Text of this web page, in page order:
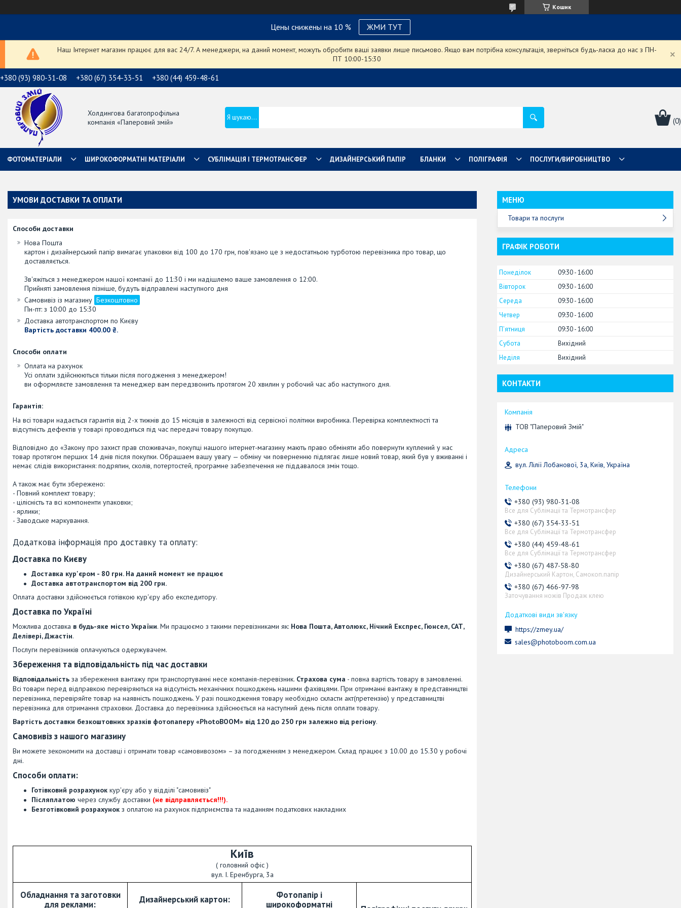
Кошик
Цены снижены на 10 % ЖМИ ТУТ
Наш Інтернет магазин працює для вас 24/7. А менеджери, на даний момент, можуть обробити ваші заявки лише письмово. Якщо вам потрібна консультація, зверніться будь-ласка до нас з ПН-
ПТ 10:00-15:30
+380 (93) 980-31-08 +380 (67) 354-33-51 +380 (44) 459-48-61
Холдингова багатопрофільна
компанія «Паперовий змій»
ФОТОМАТЕРІАЛИ ШИРОКОФОРМАТНІ МАТЕРІАЛИ СУБЛІМАЦІЯ І ТЕРМОТРАНСФЕР ДИЗАЙНЕРСЬКИЙ ПАПІР БЛАНКИ ПОЛІГРАФІЯ ПОСЛУГИ/ВИРОБНИЦТВО
УМОВИ ДОСТАВКИ ТА ОПЛАТИ
Способи доставки
Нова Пошта
картон і дизайнерський папір вимагає упаковки від 100 до 170 грн, пов'язано це з недостатньою турботою перевізника про товар, що
доставляється.
Зв'яжіться з менеджером нашої компанії до 11:30 і ми надішлемо ваше замовлення о 12:00.
Прийняті замовлення пізніше, будуть відправлені наступного дня
Самовивіз із магазину Безкоштовно
Пн-пт: з 10:00 до 15:30
Доставка автотранспортом по Києву
Вартість доставки 400.00 ₴.
Способи оплати
Оплата на рахунок
Усі оплати здійснюються тільки після погодження з менеджером!
ви оформляєте замовлення та менеджер вам передзвонить протягом 20 хвилин у робочий час або наступного дня.
Гарантія:
На всі товари надається гарантія від 2-х тижнів до 15 місяців в залежності від сервісної політики виробника. Перевірка комплектності та
відсутність дефектів у товарі проводиться під час передачі товару покупцю.
Відповідно до «Закону про захист прав споживача», покупці нашого інтернет-магазину мають право обміняти або повернути куплений у нас
товар протягом перших 14 днів після покупки. Обрашаем вашу увагу — обміну чи поверненню підлягає лише новий товар, який був у вживанні і
немає слідів використання: подряпин, сколів, потертостей, програмне забезпечення не піддавалося змін тощо.
А також має бути збережено:
- Повний комплект товару;
- цілісність та всі компоненти упаковки;
- ярлики;
- Заводське маркування.
Доставка по Києву
Доставка кур'єром - 80 грн. На даний момент не працює
Доставка автотранспортом від 200 грн.
Оплата доставки здійснюється готівкою кур'єру або експедитору.
Доставка по Україні
Можлива доставка в будь-яке місто України. Ми працюємо з такими перевізниками як: Нова Пошта, Автолюкс, Нічний Експрес, Гюнсел, САТ,
Делівері, Джастін.
Послуги перевізників оплачуються одержувачем.
Збереження та відповідальність під час доставки
Відповідальність за збереження вантажу при транспортуванні несе компанія-перевізник. Страхова сума - повна вартість товару в замовленні.
Всі товари перед відправкою перевіряються на відсутність механічних пошкоджень нашими фахівцями. При отриманні вантажу в представництві
перевізника, перевіряйте товар на наявність пошкоджень. У разі пошкодження товару необхідно скласти акт(претензію) у представництві
перевізника для отримання страховки. Доставка до перевізника здійснюється на наступний день після оплати товару.
Вартість доставки безкоштовних зразків фотопаперу «PhotoBOOM» від 120 до 250 грн залежно від регіону.
Самовивіз з нашого магазину
Ви можете зекономити на доставці і отримати товар «самовивозом» – за погодженням з менеджером. Склад працює з 10.00 до 15.30 у робочі
дні.
Способи оплати:
Готівковий розрахунок кур'єру або у відділі "самовивіз"
Післяплатою через службу доставки (не відправляється!!!).
Безготівковий розрахунок з оплатою на рахунок підприємства та наданням податкових накладних
Київ
( головний офіс )
вул. І. Еренбурга, 3а
Обладнання та заготовки
для реклами:
Дизайнерський картон:
Фотопапір і
широкоформатні
Товари та послуги
ГРАФІК РОБОТИ
Понеділок 09:30 16:00
Вівторок
09:30 16:00
Середа
09:30 16:00
Четвер
09:30 16:00
Пʼятниця
09:30 16:00
Субота
Вихідний
Неділя
Вихідний
КОНТАКТИ
ТОВ "Паперовий Змій"
вул. Лілії Лобанової, 3а, Київ, Україна
+380 (93) 980-31-08
Все для Сублімації та Термотрансфер
+380 (67) 354-33-51
Все для Сублімації та Термотрансфер
+380 (44) 459-48-61
Все для Сублімації та Термотрансфер
+380 (67) 487-58-80
Дизайнерський Картон, Самокоп.папір
+380 (67) 466-97-98
Заточування ножів Продаж клею
https://zmey.ua/
sales@photoboom.com.ua